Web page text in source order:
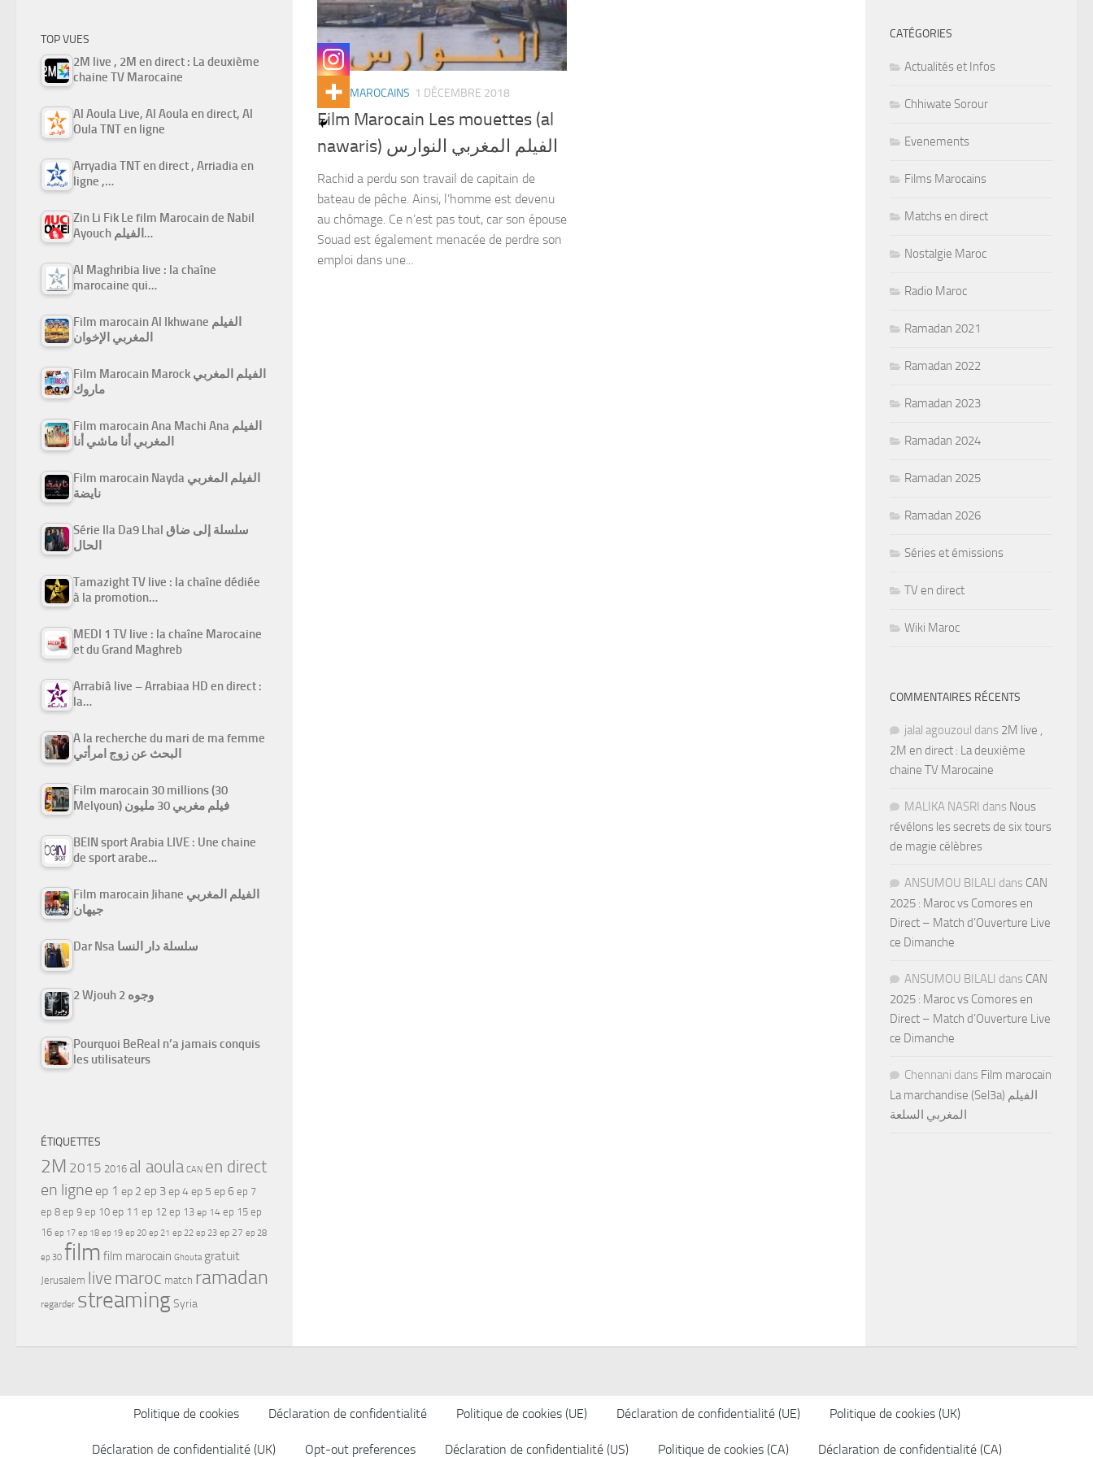
FILMS MAROCAINS 1 DÉCEMBRE 2018
Film Marocain Les mouettes (al
nawaris) الفيلم المغربي النوارس
Rachid a perdu son travail de capitain de
bateau de pêche. Ainsi, l’homme est devenu
au chômage. Ce n’est pas tout, car son épouse
Souad est également menacée de perdre son
emploi dans une...
TOP VUES
2M live , 2M en direct : La deuxième
chaine TV Marocaine
Al Aoula Live, Al Aoula en direct, Al
Oula TNT en ligne
Arryadia TNT en direct , Arriadia en
ligne ,…
Zin Li Fik Le film Marocain de Nabil
Ayouch الفيلم…
Al Maghribia live : la chaîne
marocaine qui…
Film marocain Al Ikhwane الفيلم
المغربي الإخوان
Film Marocain Marock الفيلم المغربي
ماروك
Film marocain Ana Machi Ana الفيلم
المغربي أنا ماشي أنا
Film marocain Nayda الفيلم المغربي
نايضة
Série Ila Da9 Lhal سلسلة إلى ضاق
الحال
Tamazight TV live : la chaîne dédiée
à la promotion…
MEDI 1 TV live : la chaîne Marocaine
et du Grand Maghreb
Arrabiâ live – Arrabiaa HD en direct :
la…
A la recherche du mari de ma femme
البحث عن زوج امرأتي
Film marocain 30 millions (30
Melyoun) فيلم مغربي 30 مليون
BEIN sport Arabia LIVE : Une chaine
de sport arabe…
Film marocain Jihane الفيلم المغربي
جيهان
Dar Nsa سلسلة دار النسا
2 Wjouh 2 وجوه
Pourquoi BeReal n’a jamais conquis
les utilisateurs
ÉTIQUETTES
2M 2015 2016 al aoula CAN en direct
en ligne ep 1 ep 2 ep 3ep 4ep 5 ep 6 ep 7
ep 8 ep 9 ep 10 ep 11 ep 12 ep 13 ep 14 ep 15 ep
16 ep 17 ep 18 ep 19 ep 20 ep 21 ep 22 ep 23 ep 27 ep 28
ep 30 film film marocain Ghouta gratuit
Jerusalem live maroc match ramadan
regarder streamingSyria
CATÉGORIES
Actualités et Infos
Chhiwate Sorour
Evenements
Films Marocains
Matchs en direct
Nostalgie Maroc
Radio Maroc
Ramadan 2021
Ramadan 2022
Ramadan 2023
Ramadan 2024
Ramadan 2025
Ramadan 2026
Séries et émissions
TV en direct
Wiki Maroc
COMMENTAIRES RÉCENTS
jalal agouzoul dans 2M live ,
2M en direct : La deuxième
chaine TV Marocaine
MALIKA NASRI dans Nous
révélons les secrets de six tours
de magie célèbres
ANSUMOU BILALI dans CAN
2025 : Maroc vs Comores en
Direct – Match d’Ouverture Live
ce Dimanche
ANSUMOU BILALI dans CAN
2025 : Maroc vs Comores en
Direct – Match d’Ouverture Live
ce Dimanche
Chennani dans Film marocain
La marchandise (Sel3a) الفيلم
المغربي السلعة
Politique de cookies Déclaration de confidentialité Politique de cookies (UE) Déclaration de confidentialité (UE) Politique de cookies (UK)
Déclaration de confidentialité (UK) Opt-out preferences Déclaration de confidentialité (US) Politique de cookies (CA) Déclaration de confidentialité (CA)